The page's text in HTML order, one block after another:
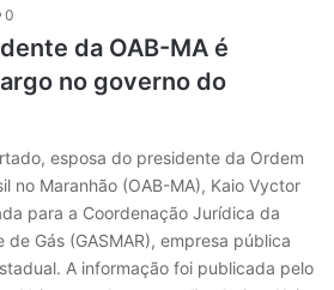
0
da OAB-MA é
no governo do
esposa do presidente da Ordem
no Maranhão (OAB-MA), Kaio Vyctor
para a Coordenação Jurídica da
de Gás (GASMAR), empresa pública
A informação foi publicada pelo